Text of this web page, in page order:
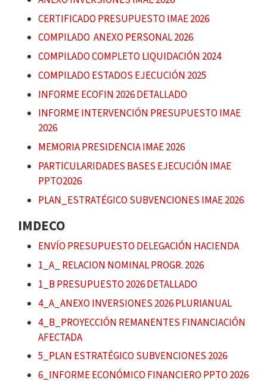
CERTIFICADO PRESUPUESTO IMAE 2026
COMPILADO ANEXO PERSONAL 2026
COMPILADO COMPLETO LIQUIDACIÓN 2024
COMPILADO ESTADOS EJECUCIÓN 2025
INFORME ECOFIN 2026 DETALLADO
INFORME INTERVENCIÓN PRESUPUESTO IMAE
2026
MEMORIA PRESIDENCIA IMAE 2026
PARTICULARIDADES BASES EJECUCIÓN IMAE
PPTO2026
PLAN_ESTRATÉGICO SUBVENCIONES IMAE 2026
IMDECO
ENVÍO PRESUPUESTO DELEGACIÓN HACIENDA
1_A_ RELACION NOMINAL PROGR. 2026
1_B PRESUPUESTO 2026 DETALLADO
4_A_ANEXO INVERSIONES 2026 PLURIANUAL
4_B_PROYECCIÓN REMANENTES FINANCIACIÓN
AFECTADA
5_PLAN ESTRATÉGICO SUBVENCIONES 2026
6_INFORME ECONÓMICO FINANCIERO PPTO 2026